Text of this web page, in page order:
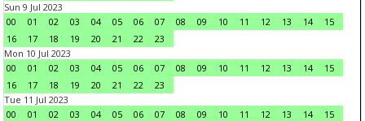
Sun 9 Jul 2023
00
01 02 03 04 05 06 07 08 09 10 11 12 13 14
15
16
17 18 19 20 21 22
23
Mon 10 Jul 2023
00
01 02 03 04 05 06 07 08 09 10 11 12 13 14
15
16
17 18 19 20 21 22
23
Tue 11 Jul 2023
00
01 02 03 04 05 06 07 08 09 10 11 12 13 14
15